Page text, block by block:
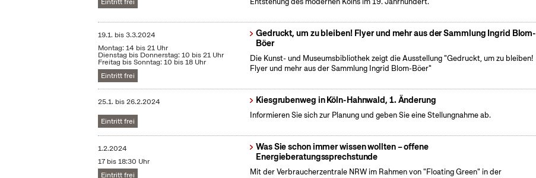
19.1. bis3.3.2024
Montag: 14 bis 21 Uhr
Dienstag bis Donnerstag: 10 bis 21 Uhr
Freitag bis Sonntag: 10 bis 18 Uhr
Eintritt frei
Gedruckt, um zu bleiben! Flyer und mehr aus der Sammlung Ingrid Blom-
Böer
Die Kunst- und Museumsbibliothek zeigt die Ausstellung "Gedruckt, um zu bleiben!
Flyer und mehr aus der Sammlung Ingrid Blom-Böer"
25.1. bis26.2.2024
Eintritt frei
Kiesgrubenweg in Köln-Hahnwald, 1. Änderung
Informieren Sie sich zur Planung und geben Sie eine Stellungnahme ab.
1.2.2024
17 bis 18:30 Uhr
Eintritt frei
Was Sie schon immer wissen wollten – offene
Energieberatungssprechstunde
Mit der Verbraucherzentrale NRW im Rahmen von "Floating Green" in der